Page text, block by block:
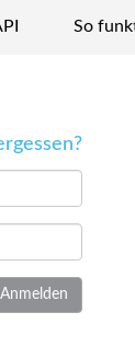
So
Anmelden